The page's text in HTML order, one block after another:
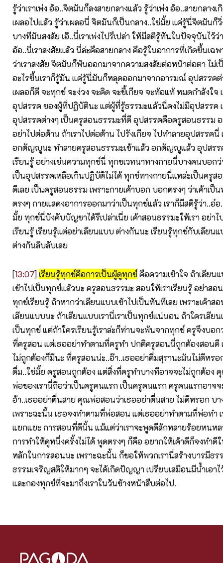
รู้ว่าเราเพ่ง อ้อ..จิตมันก็ลงสายกลางแล้ว รู้ว่าเพ่ง อ้อ..สายกลาง
เผลอไปแล้ว รู้ว่าเผลอนี่ จิตมันก็เป็นกลาง..ใช่มั้ย แค่รู้นี่จิตมันก็
บางทีมันสงสัย เอ๊..นี่เราเพ่งไปรึเปล่า ให้มีสติรู้ทันในปัจจุบันไว้ว่
อ้อ..นี่เราสงสัยแล้ว นี่ล่ะคือสายกลาง คือรู้ในอาการที่เกิดขึ้นเฉ
ว่าเราสงสัย จิตมันก็พ้นออกมาจากความสงสัยต่อหน้าต่อตา ไม่เ
อะไรขึ้นเราก็รู้มัน แค่รู้นี่มันก็หลุดออกมาจากอารมณ์ อุปสรรคต่
เผลอก็ดี จะทุกข์ จะง่วง จะคิด จะขี้เกียจ จะท้อแท้ หมดกำลังใจ
อุปสรรค ของผู้ที่ปฏิบัตินะ แต่ผู้ที่รู้ธรรมะแล้วนี่คงไม่มีอุปสรรค
อุปสรรคต่างๆ เป็นครูสอนธรรมะที่ดี อุปสรรคคือครูสอนธรรม อ
อย่าไปต่อต้าน ถ้าเราไปต่อต้าน ไปรังเกียจ ไปทำลายอุปสรรคนี่
อกตัญญูนะ ทำลายครูสอนธรรมะเข้าแล้ว อกตัญญูแล้ว อุปสรร
เรียนรู้ อย่างเช่นความทุกข์นี่ ทุกขเวทนาทางกายนี่บางคนบอกว่
เป็นอุปสรรคเหลือเกินปฏิบัติไม่ได้ ทุกข์ทางกายนี่แหล่ะเป็นครูส
ดีเลย เป็นครูสอนธรรม เพราะกายเค้าบอก บอกตรงๆ ว่าเค้าเป็
ตรงๆ กายแสดงอาการออกมาว่าเป็นทุกข์แล้ว เราก็มีสติรู้ว่า..อ๋
มั้ย ทุกข์นี่บังคับบัญชาได้รึเปล่าเนี่ย เค้าสอนธรรมะให้เรา อย่าไ
เรียนรู้ เรียนรู้แต่อย่าเลียนแบบ ต่างกันนะ เรียนรู้ทุกข์กับเลียน
ต่างกันลิบลับเลย
[13:07] เรียนรู้ทุกข์คือการเป็นผู้ดูทุกข์คือความเข้าใจ ถ้าเลียน
เข้าไปเป็นทุกข์แล้วนะ ครูสอนธรรมะ สอนให้เราเรียนรู้ อย่าสอ
ทุกข์เรียนรู้ ถ้าหากว่าเลียนแบบเข้าไปเป็นทันทีเลย เพราะเค้าส
เลียนแบบนะ ถ้าเลียนแบบเรานี่เราเป็นทุกข์แน่นอน ถ้าใครเลีย
เป็นทุกข์ แต่ถ้าใครเรียนรู้เราล่ะก็ท่านจะพ้นจากทุกข์ ครูจึงบอก
ที่ครูสอน แต่เธออย่าทำตามที่ครูทำ ปกติครูสอนนี่ถูกต้องสอน
ไม่ถูกต้องก็มีนะ ที่ครูสอนน่ะ..อ๊า..เธออย่าดื่มสุรานะมันไม่ดีหรอ
ดื่ม..ใช่มั้ย ครูสอนถูกต้อง แต่สิ่งที่ครูทำบางทีอาจจะไม่ถูกต้อง
พ่อของเรานี่ถือว่าเป็นครูคนแรก เป็นครูคนแรก ครูคนแรกอาจจ
อ้า..เธออย่าตื่นสาย คุณพ่อสอนว่าเธออย่าตื่นสาย ไม่ดีหรอก บ
เพราะฉะนั้น เธอจงทำตามที่พ่อสอน แต่เธออย่าทำตามที่พ่อทำ
แยกแยะ การสอนที่ดีนั้น แม้แต่ว่าเราจะพูดดีสักหลายร้อยหนห
การทำให้ดูหนึ่งครั้งไม่ได้ พูดตรงๆ ก็คือ อยากให้เค้าดีก็จงทำดี
หลักในการสอนนะ เพราะฉะนั้น ก็ขอให้พวกเรานี่สร้างบารมีธ
ธรรมเจริญสติให้มากๆ จะได้เกิดปัญญา เปรียบเสมือนมีน้ำเอาไ
และกองทุกข์ที่จะมาถึงเราในวันข้างหน้าสืบต่อไป.